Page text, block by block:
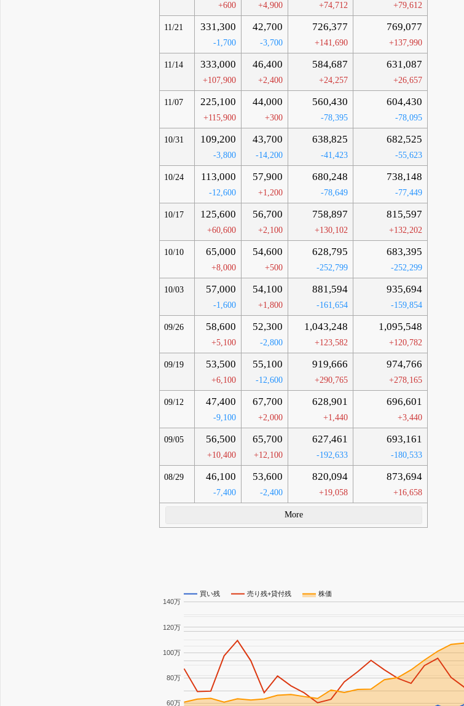
+600 +4,900 +74,712 +79,612
11/21 331,300
-1,700
42,700
-3,700
726,377
+141,690
769,077
+137,990
11/14 333,000
+107,900
46,400
+2,400
584,687
+24,257
631,087
+26,657
11/07 225,100
+115,900
44,000
+300
560,430
-78,395
604,430
-78,095
10/31 109,200
-3,800
43,700
-14,200
638,825
-41,423
682,525
-55,623
10/24 113,000
-12,600
57,900
+1,200
680,248
-78,649
738,148
-77,449
10/17 125,600
+60,600
56,700
+2,100
758,897
+130,102
815,597
+132,202
10/10 65,000
+8,000
54,600
+500
628,795
-252,799
683,395
-252,299
10/03 57,000
-1,600
54,100
+1,800
881,594
-161,654
935,694
-159,854
09/26 58,600
+5,100
52,300
-2,800
1,043,248
+123,582
1,095,548
+120,782
09/19 53,500
+6,100
55,100
-12,600
919,666
+290,765
974,766
+278,165
09/12 47,400
-9,100
67,700
+2,000
628,901
+1,440
696,601
+3,440
09/05 56,500
+10,400
65,700
+12,100
627,461
-192,633
693,161
-180,533
08/29 46,100
-7,400
53,600
-2,400
820,094
+19,058
873,694
+16,658
More
買い残 売り残+貸付残 株価
60万
80万
100万
120万
140万